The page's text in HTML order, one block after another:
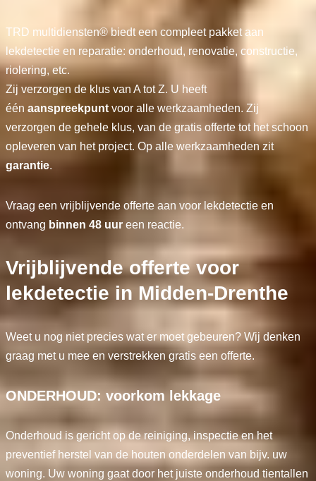
TRD multidiensten® biedt een compleet pakket aan
lekdetectie en reparatie: onderhoud, renovatie, constructie,
riolering, etc.
Zij verzorgen de klus van A tot Z. U heeft
één aanspreekpuntvoor alle werkzaamheden. Zij
verzorgen de gehele klus, van de gratis offerte tot het schoon
opleveren van het project. Op alle werkzaamheden zit
garantie.
Vraag een vrijblijvende offerte aan voor lekdetectie en
ontvang binnen 48 uureen reactie.
Vrijblijvende offerte voor
lekdetectie in Midden-Drenthe
Weet u nog niet precies wat er moet gebeuren? Wij denken
graag met u mee en verstrekken gratis een offerte.
ONDERHOUD: voorkom lekkage
Onderhoud is gericht op de reiniging, inspectie en het
preventief herstel van de houten onderdelen van bijv. uw
woning. Uw woning gaat door het juiste onderhoud tientallen